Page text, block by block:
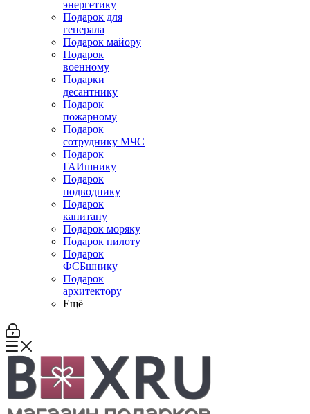
энергетику
Подарок для
генерала
Подарок майору
Подарок
военному
Подарки
десантнику
Подарок
пожарному
Подарок
сотруднику МЧС
Подарок
ГАИшнику
Подарок
подводнику
Подарок
капитану
Подарок моряку
Подарок пилоту
Подарок
ФСБшнику
Подарок
архитектору
Ещё